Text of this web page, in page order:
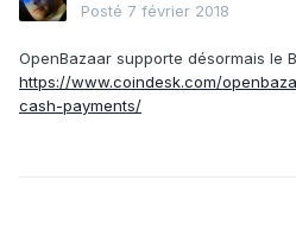
Posté 7 février 2018
OpenBazaar supporte désormais le
https://www.coindesk.com/
cash-payments/